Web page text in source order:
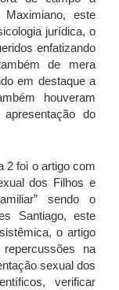
Maximiano, este
jurídica, o
enfatizando
de mera
em destaque a
houveram
do
2 foi o artigo com
dos Filhos e
sendo o
Santiago, este
o artigo
na
sexual dos
verificar